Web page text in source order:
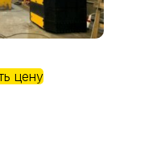
цену